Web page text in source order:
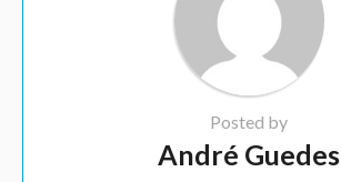
Posted by
André Guedes